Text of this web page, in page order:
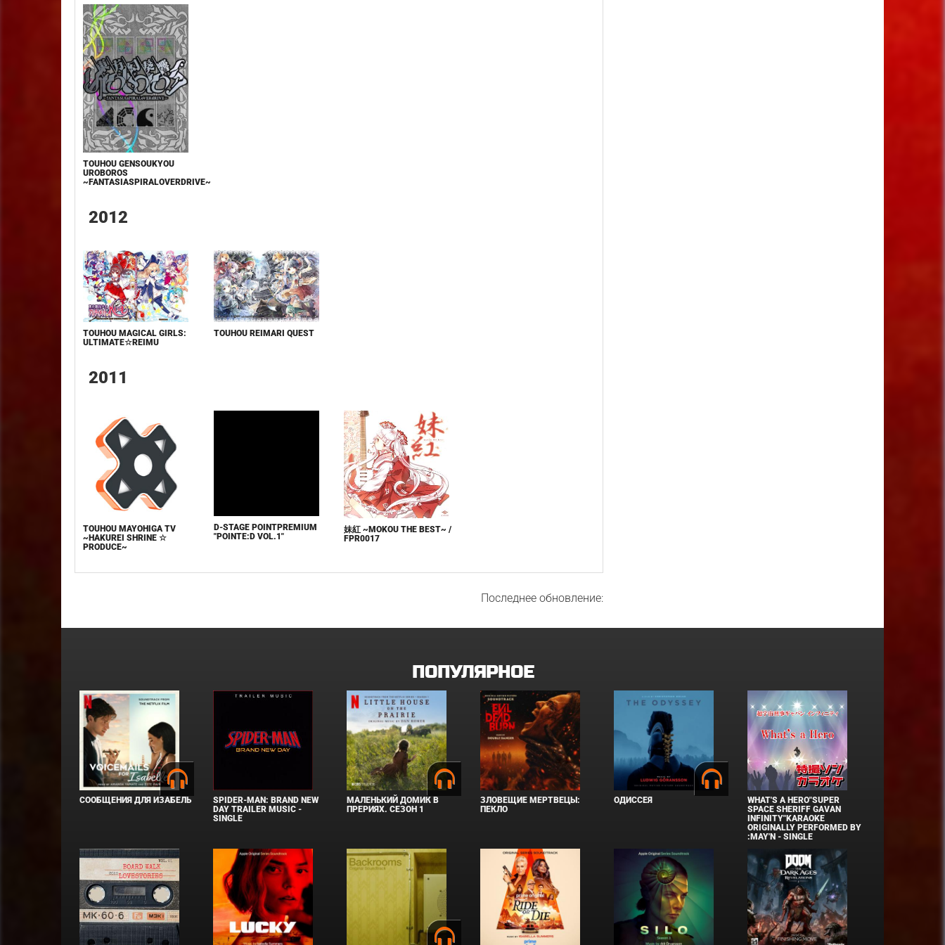
TOUHOU GENSOUKYOU
UROBOROS
~FANTASIASPIRALOVERDRIVE~
2012
TOUHOU MAGICAL GIRLS:
ULTIMATE☆REIMU
TOUHOU REIMARI QUEST
2011
TOUHOU MAYOHIGA TV
~HAKUREI SHRINE ☆
PRODUCE~
D-STAGE POINTPREMIUM
"POINTE:D VOL.1"
妹紅 ~MOKOU THE BEST~ /
FPR0017
Последнее обновление:
ПОПУЛЯРНОЕ
СООБЩЕНИЯ ДЛЯ ИЗАБЕЛЬ
SPIDER-MAN: BRAND NEW
DAY TRAILER MUSIC -
SINGLE
МАЛЕНЬКИЙ ДОМИК В
ПРЕРИЯХ. СЕЗОН 1
ЗЛОВЕЩИЕ МЕРТВЕЦЫ:
ПЕКЛО
ОДИССЕЯ
WHAT'S A HERO"SUPER
SPACE SHERIFF GAVAN
INFINITY"KARAOKE
ORIGINALLY PERFORMED BY
:MAY'N - SINGLE